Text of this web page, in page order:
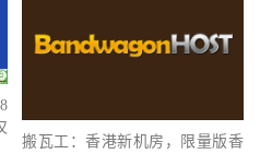
搬瓦工：香港新机房，限量版香